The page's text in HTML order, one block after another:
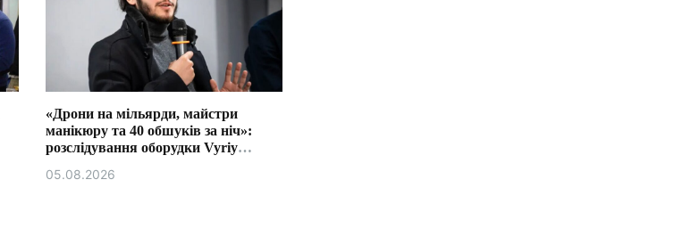
«Дрони на мільярди, майстри
манікюру та 40 обшуків за ніч»:
розслідування оборудки Vyriy
05.08.2026